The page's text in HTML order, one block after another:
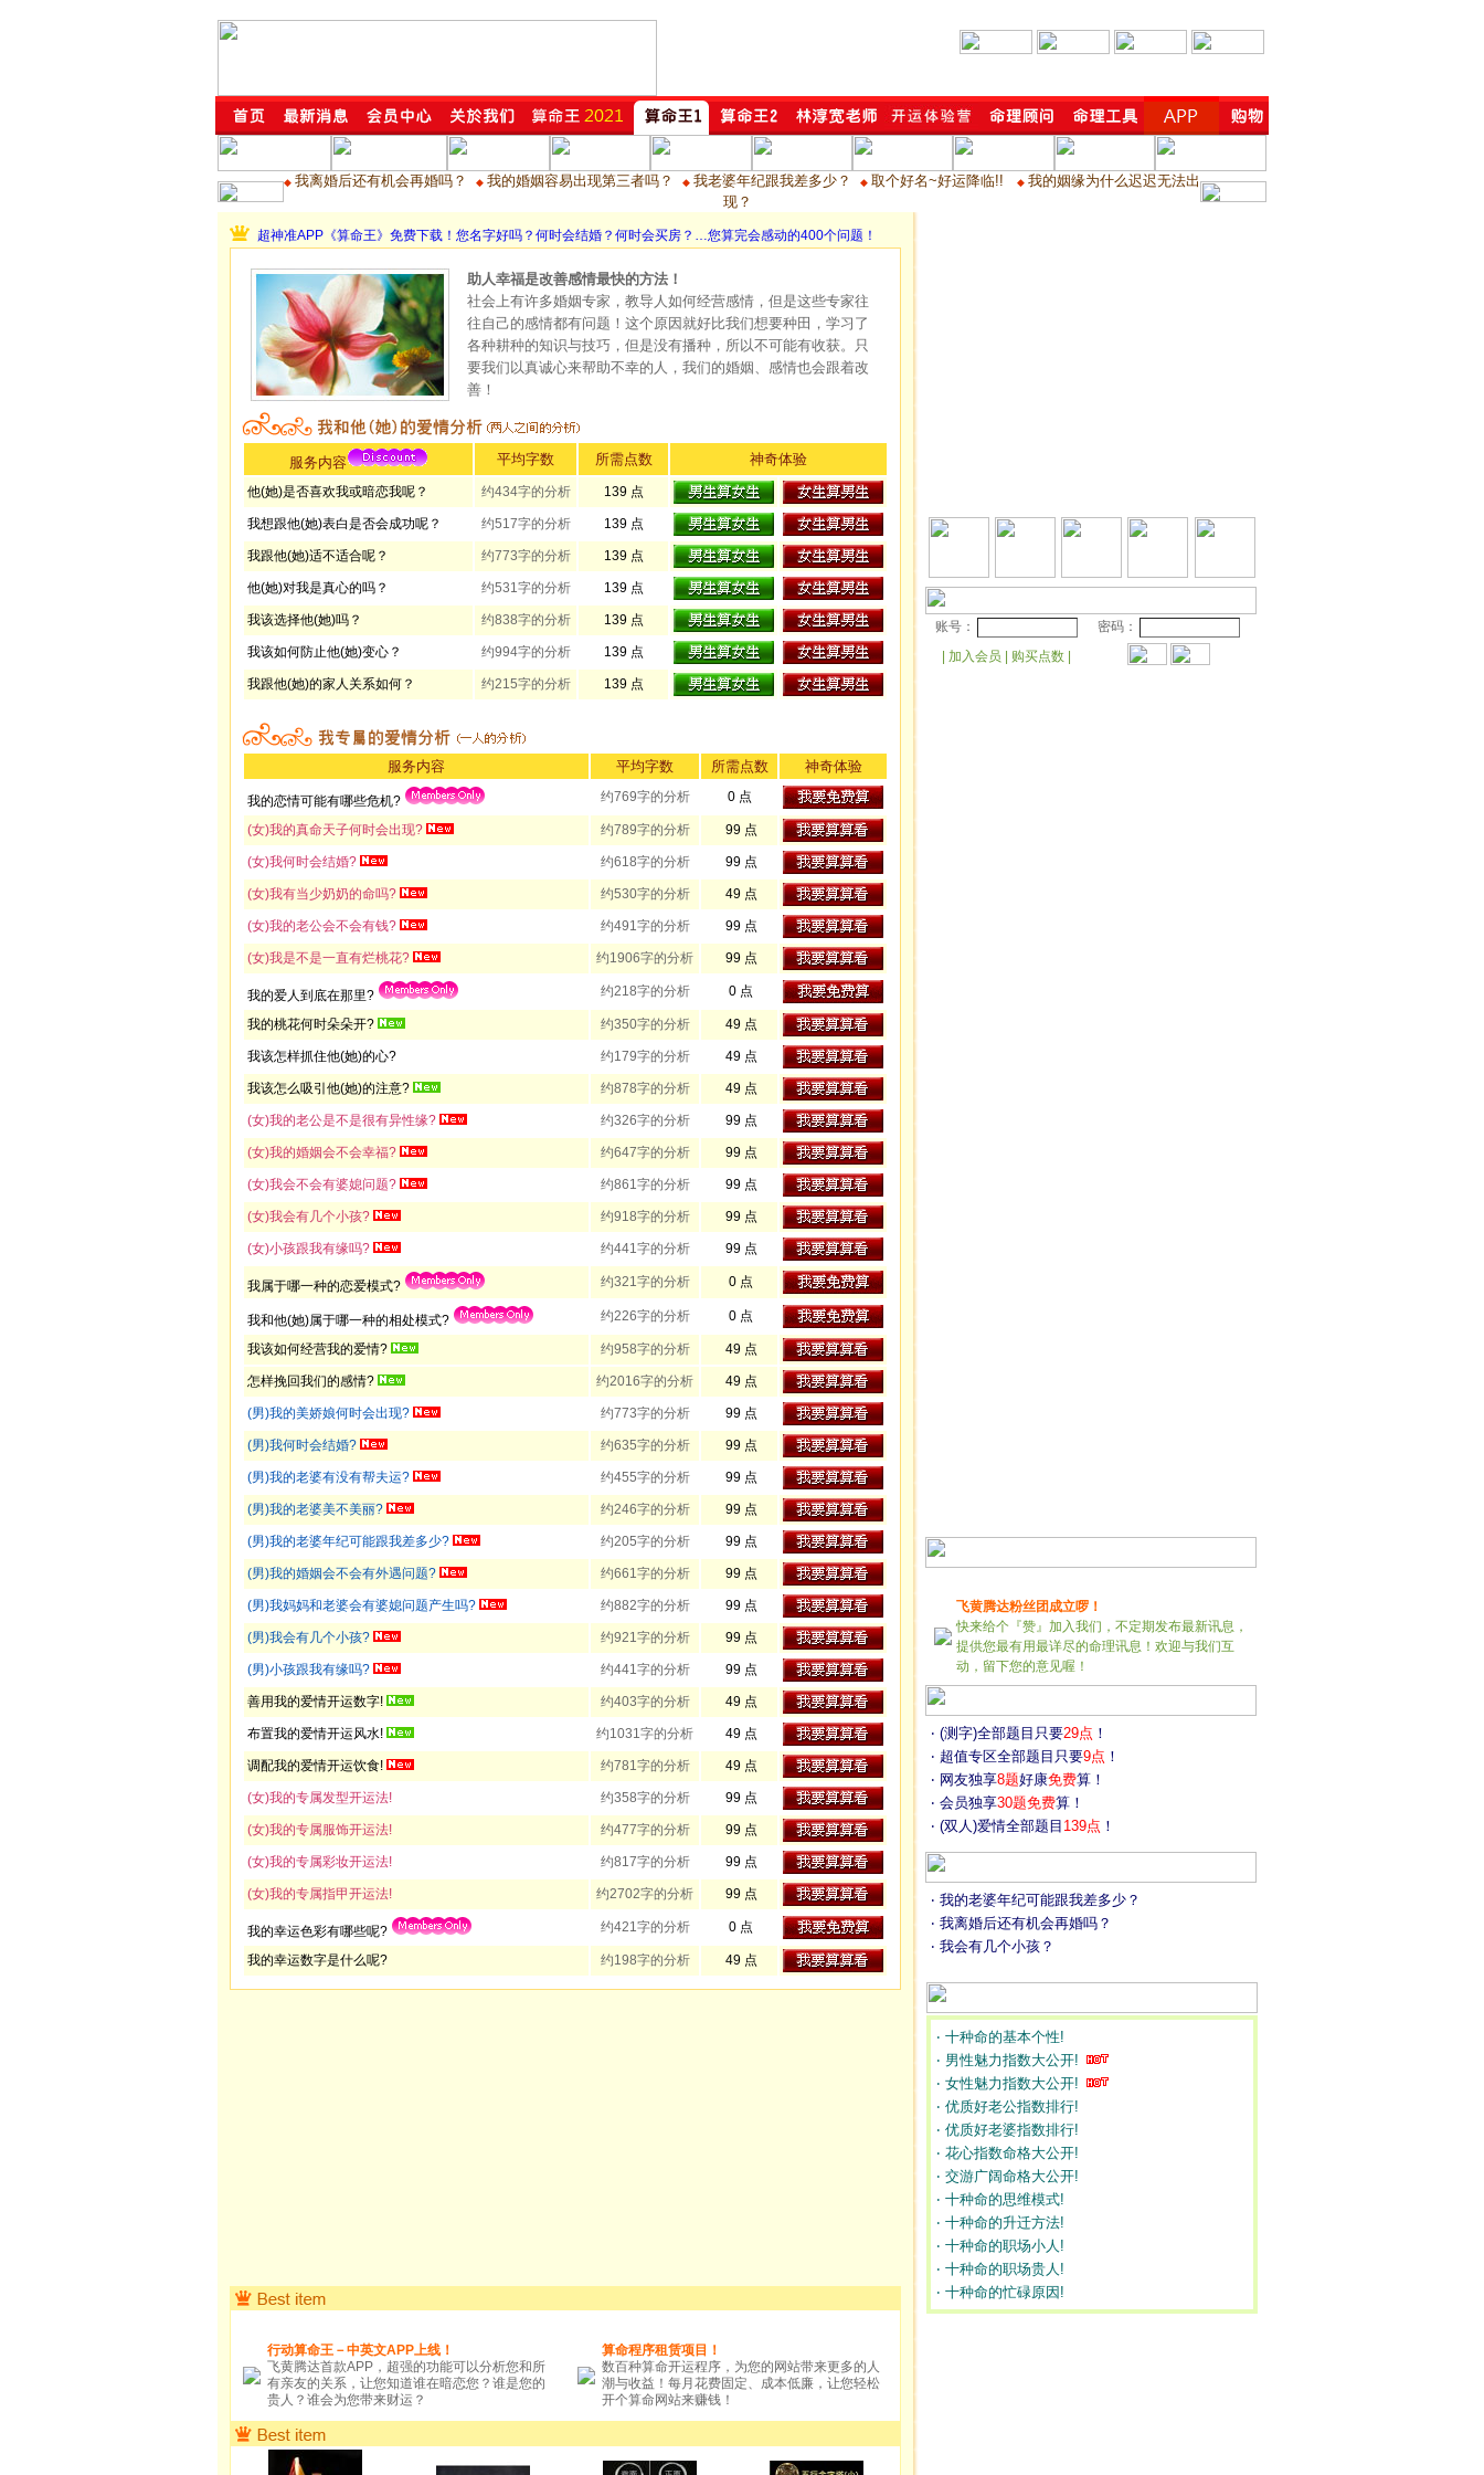
◆ 我离婚后还有机会再婚吗？ ◆ 我的婚姻容易出现第三者吗？ ◆ 我老婆年纪跟我差多少？ ◆ 取个好名~好运降临!! ◆ 我的姻缘为什么迟迟无法出
现？
超神准APP《算命王》免费下载！您名字好吗？何时会结婚？何时会买房？…您算完会感动的400个问题！
助人幸福是改善感情最快的方法！
社会上有许多婚姻专家，教导人如何经营感情，但是这些专家往
往自己的感情都有问题！这个原因就好比我们想要种田，学习了
各种耕种的知识与技巧，但是没有播种，所以不可能有收获。只
要我们以真诚心来帮助不幸的人，我们的婚姻、感情也会跟着改
善！
服务内容 平均字数 所需点数 神奇体验
他(她)是否喜欢我或暗恋我呢？ 约434字的分析 139 点
我想跟他(她)表白是否会成功呢？ 约517字的分析 139 点
我跟他(她)适不适合呢？ 约773字的分析 139 点
他(她)对我是真心的吗？ 约531字的分析 139 点
我该选择他(她)吗？ 约838字的分析 139 点
我该如何防止他(她)变心？ 约994字的分析 139 点
我跟他(她)的家人关系如何？ 约215字的分析 139 点
服务内容 平均字数 所需点数 神奇体验
我的恋情可能有哪些危机? 约769字的分析 0 点
(女)我的真命天子何时会出现? 约789字的分析 99 点
(女)我何时会结婚? 约618字的分析 99 点
(女)我有当少奶奶的命吗? 约530字的分析 49 点
(女)我的老公会不会有钱? 约491字的分析 99 点
(女)我是不是一直有烂桃花? 约1906字的分析 99 点
我的爱人到底在那里? 约218字的分析 0 点
我的桃花何时朵朵开? 约350字的分析 49 点
我该怎样抓住他(她)的心? 约179字的分析 49 点
我该怎么吸引他(她)的注意? 约878字的分析 49 点
(女)我的老公是不是很有异性缘? 约326字的分析 99 点
(女)我的婚姻会不会幸福? 约647字的分析 99 点
(女)我会不会有婆媳问题? 约861字的分析 99 点
(女)我会有几个小孩? 约918字的分析 99 点
(女)小孩跟我有缘吗? 约441字的分析 99 点
我属于哪一种的恋爱模式? 约321字的分析 0 点
我和他(她)属于哪一种的相处模式? 约226字的分析 0 点
我该如何经营我的爱情? 约958字的分析 49 点
怎样挽回我们的感情? 约2016字的分析 49 点
(男)我的美娇娘何时会出现? 约773字的分析 99 点
(男)我何时会结婚? 约635字的分析 99 点
(男)我的老婆有没有帮夫运? 约455字的分析 99 点
(男)我的老婆美不美丽? 约246字的分析 99 点
(男)我的老婆年纪可能跟我差多少? 约205字的分析 99 点
(男)我的婚姻会不会有外遇问题? 约661字的分析 99 点
(男)我妈妈和老婆会有婆媳问题产生吗? 约882字的分析 99 点
(男)我会有几个小孩? 约921字的分析 99 点
(男)小孩跟我有缘吗? 约441字的分析 99 点
善用我的爱情开运数字! 约403字的分析 49 点
布置我的爱情开运风水! 约1031字的分析 49 点
调配我的爱情开运饮食! 约781字的分析 49 点
(女)我的专属发型开运法! 约358字的分析 99 点
(女)我的专属服饰开运法! 约477字的分析 99 点
(女)我的专属彩妆开运法! 约817字的分析 99 点
(女)我的专属指甲开运法! 约2702字的分析 99 点
我的幸运色彩有哪些呢? 约421字的分析 0 点
我的幸运数字是什么呢? 约198字的分析 49 点
行动算命王－中英文APP上线！
飞黄腾达首款APP，超强的功能可以分析您和所
有亲友的关系，让您知道谁在暗恋您？谁是您的
贵人？谁会为您带来财运？
算命程序租赁项目！
数百种算命开运程序，为您的网站带来更多的人
潮与收益！每月花费固定、成本低廉，让您轻松
开个算命网站来赚钱！
账号：
密码：
加入会员 购买点数
飞黄腾达粉丝团成立啰！
快来给个『赞』加入我们，不定期发布最新讯息，
提供您最有用最详尽的命理讯息！欢迎与我们互
动，留下您的意见喔！
‧ (测字)全部题目只要29点 ！
‧ 超值专区全部题目只要9点 ！
‧ 网友独享8题好康免费算！
‧ 会员独享30题免费算！
‧ (双人)爱情全部题目 139点 ！
‧ 我的老婆年纪可能跟我差多少？
‧ 我离婚后还有机会再婚吗？
‧ 我会有几个小孩？
‧ 十种命的基本个性!
‧ 男性魅力指数大公开!
‧ 女性魅力指数大公开!
‧ 优质好老公指数排行!
‧ 优质好老婆指数排行!
‧ 花心指数命格大公开!
‧ 交游广阔命格大公开!
‧ 十种命的思维模式!
‧ 十种命的升迁方法!
‧ 十种命的职场小人!
‧ 十种命的职场贵人!
‧ 十种命的忙碌原因!